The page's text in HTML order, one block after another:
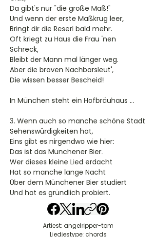
Da gibt's nur "die große Maß!"
Und wenn der erste Maßkrug leer,
Bringt dir die Reserl bald mehr.
Oft kriegt zu Haus die Frau 'nen
Schreck,
Bleibt der Mann mal länger weg.
Aber die braven Nachbarsleut',
Die wissen besser Bescheid!
In München steht ein Hofbräuhaus ...
3. Wenn auch so manche schöne Stadt
Sehenswürdigkeiten hat,
Eins gibt es nirgendwo wie hier:
Das ist das Münchener Bier.
Wer dieses kleine Lied erdacht
Hat so manche lange Nacht
Über dem Münchener Bier studiert
Und hat es gründlich probiert.
Artiest: angelripper-tom
Liedjestype: chords